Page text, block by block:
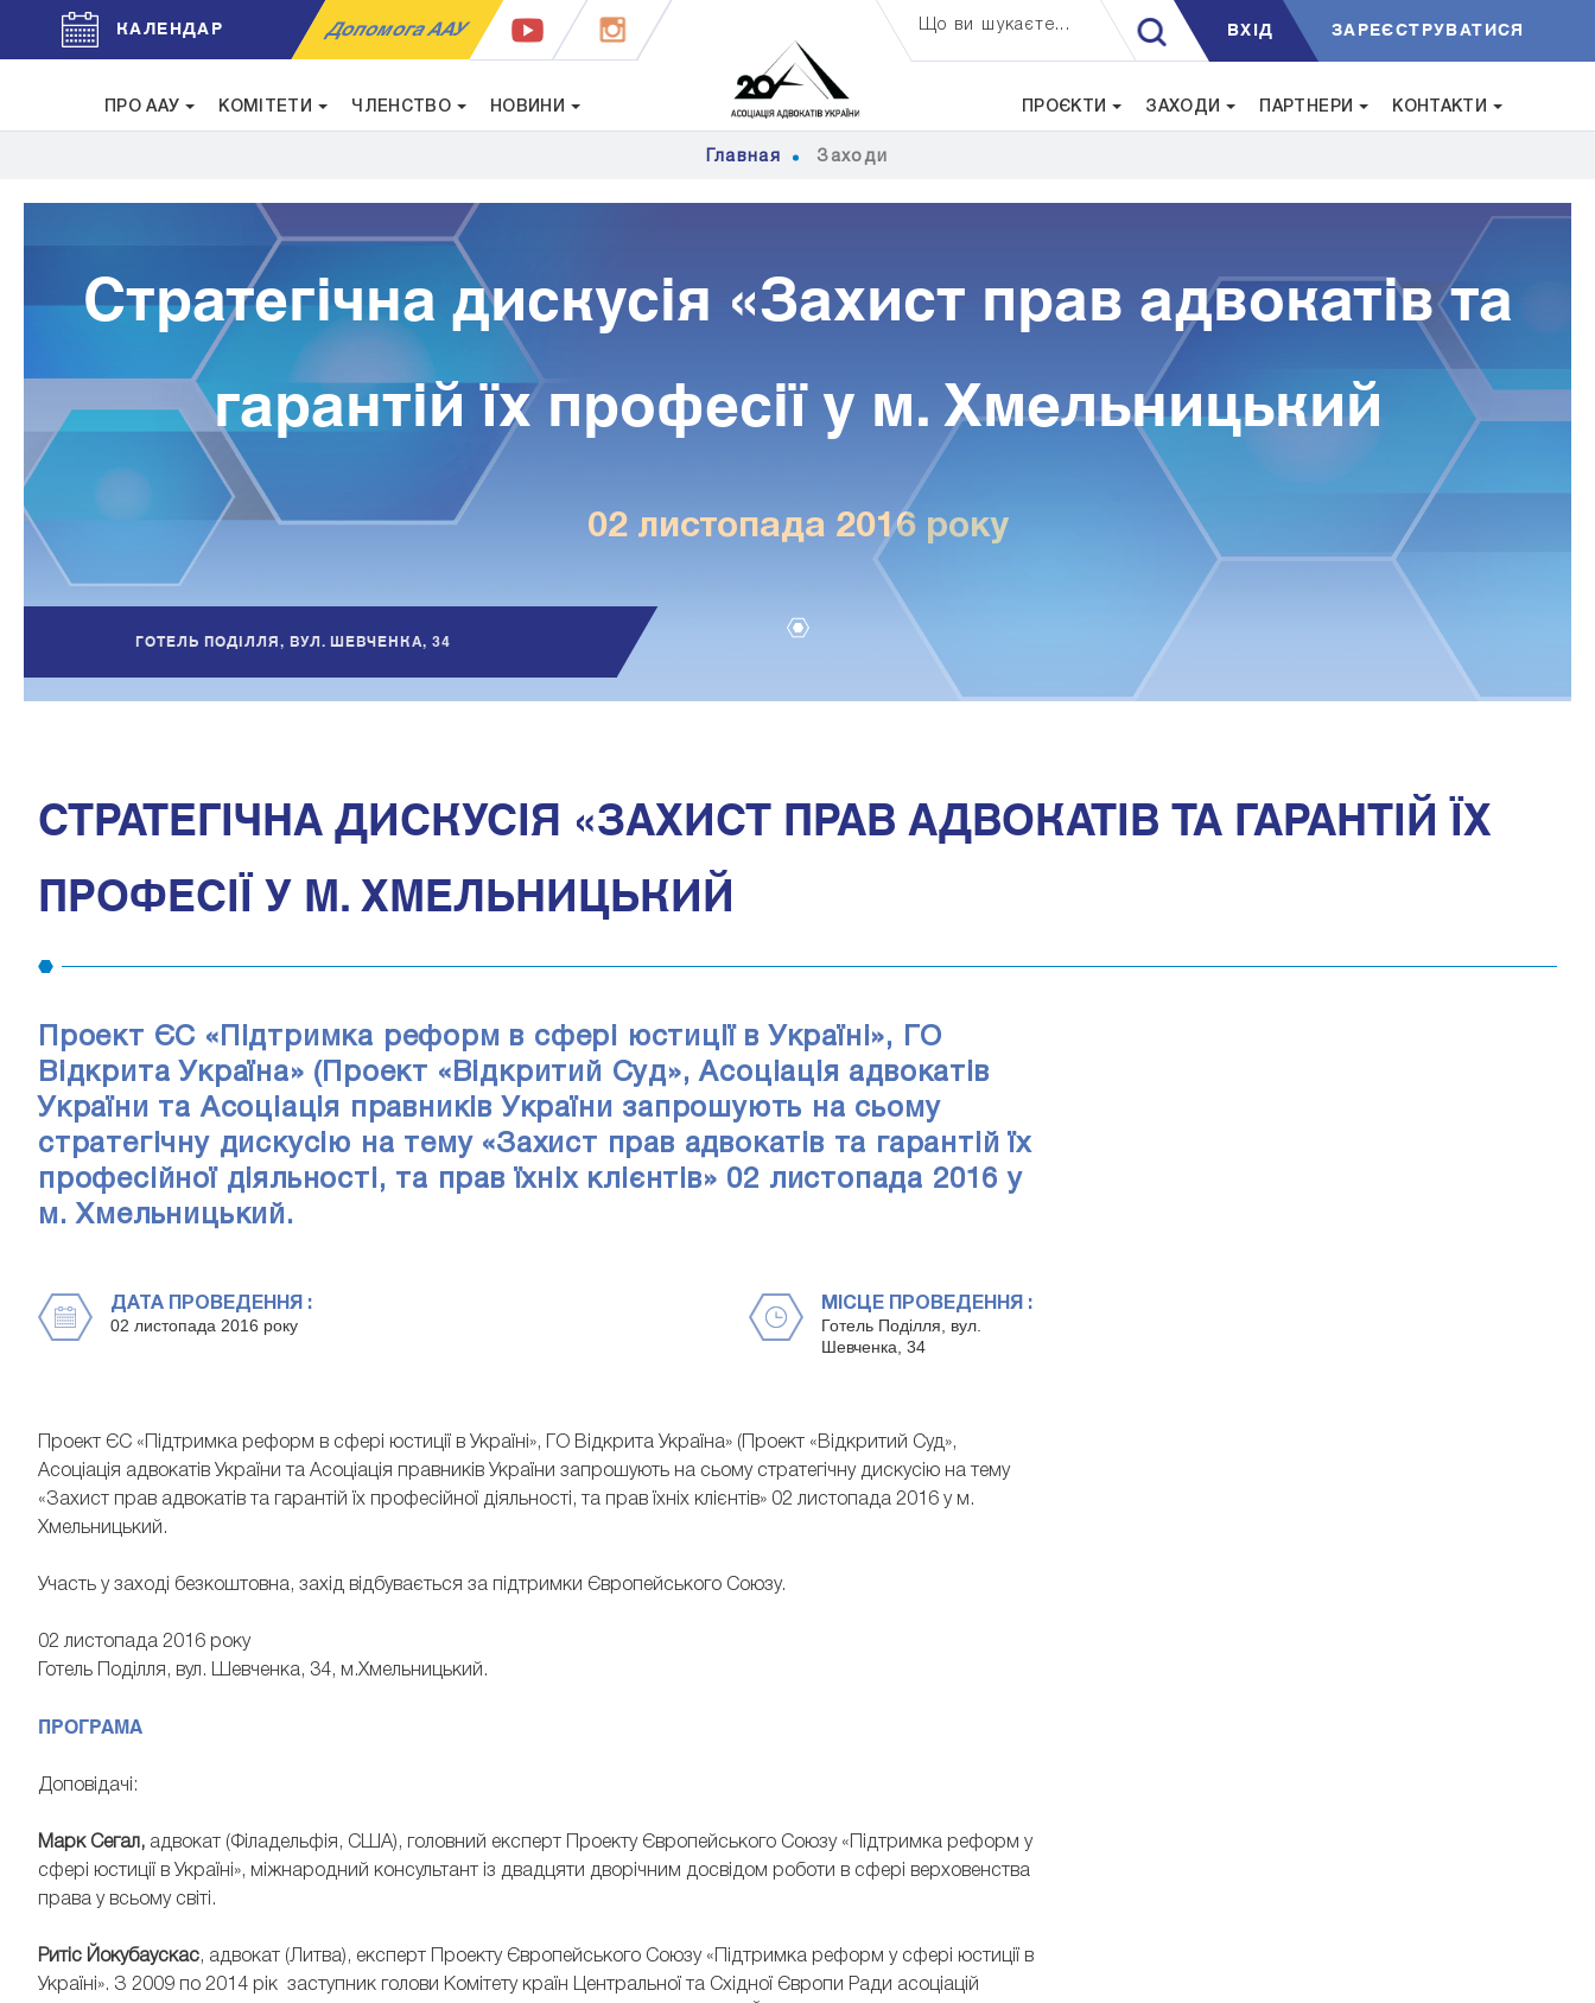
КАЛЕНДАР Допомога ААУ Що ви шукаєте... ВXIД ЗАРЕЄСТРУВАТИСЯ
ПРО ААУ КОМІТЕТИ ЧЛЕНСТВО НОВИНИ ПРОЄКТИ ЗАХОДИ ПАРТНЕРИ КОНТАКТИ
Главная Заходи
Стратегічна дискусія «Захист прав адвокатів та
гарантій їх професії у м. Хмельницький
02 листопада 2016 року
ГОТЕЛЬ ПОДІЛЛЯ, ВУЛ. ШЕВЧЕНКА, 34
СТРАТЕГІЧНА ДИСКУСІЯ «ЗАХИСТ ПРАВ АДВОКАТІВ ТА ГАРАНТІЙ ЇХ
ПРОФЕСІЇ У М. ХМЕЛЬНИЦЬКИЙ
Проект ЄС «Підтримка реформ в сфері юстиції в Україні», ГО
Відкрита Україна» (Проект «Відкритий Суд», Асоціація адвокатів
України та Асоціація правників України запрошують на сьому
стратегічну дискусію на тему «Захист прав адвокатів та гарантій їх
професійної діяльності, та прав їхніх клієнтів» 02 листопада 2016 у
м. Хмельницький.
ДАТА ПРОВЕДЕННЯ :
02 листопада 2016 року
МІСЦЕ ПРОВЕДЕННЯ :
Готель Поділля, вул.
Шевченка, 34
Проект ЄС «Підтримка реформ в сфері юстиції в Україні», ГО Відкрита Україна» (Проект «Відкритий Суд»,
Асоціація адвокатів України та Асоціація правників України запрошують на сьому стратегічну дискусію на тему
«Захист прав адвокатів та гарантій їх професійної діяльності, та прав їхніх клієнтів» 02 листопада 2016 у м.
Хмельницький.
Участь у заході безкоштовна, захід відбувається за підтримки Європейського Союзу.
02 листопада 2016 року
Готель Поділля, вул. Шевченка, 34, м.Хмельницький.
ПРОГРАМА
Доповідачі:
Марк Сегал, адвокат (Філадельфія, США), головний експерт Проекту Європейського Союзу «Підтримка реформ у
сфері юстиції в Україні», міжнародний консультант із двадцяти дворічним досвідом роботи в сфері верховенства
права у всьому світі.
Ритіс Йокубаускас, адвокат (Литва), експерт Проекту Європейського Союзу «Підтримка реформ у сфері юстиції в
Україні». З 2009 по 2014 рік заступник голови Комітету країн Центральної та Східної Європи Ради асоціацій